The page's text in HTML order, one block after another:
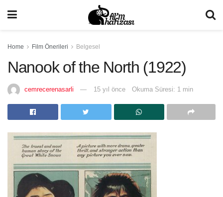
Home Film Önerileri Belgesel
Nanook of the North (1922)
cemrecerenasarli 15 yıl önce Okuma Süresi: 1 min